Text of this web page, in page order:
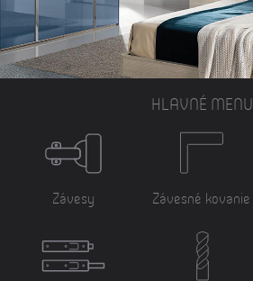
HLAVNÉ MENU
Závesy Závesné kovanie